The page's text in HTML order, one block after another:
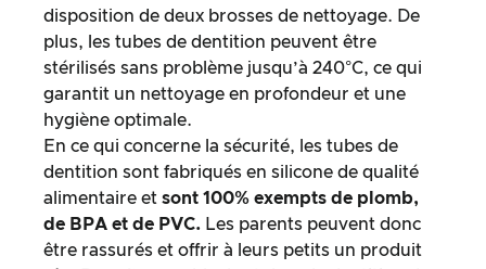
disposition de deux brosses de nettoyage. De
plus, les tubes de dentition peuvent être
stérilisés sans problème jusqu’à 240°C, ce qui
garantit un nettoyage en profondeur et une
hygiène optimale.
En ce qui concerne la sécurité, les tubes de
dentition sont fabriqués en silicone de qualité
alimentaire et sont 100% exempts de plomb,
de BPA et de PVC. Les parents peuvent donc
être rassurés et offrir à leurs petits un produit